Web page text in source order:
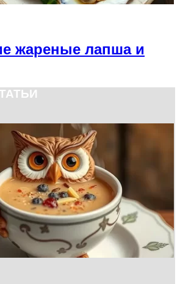
жареные лапша и